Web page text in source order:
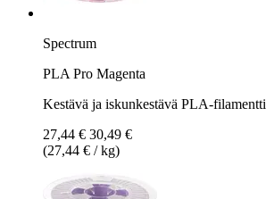
Spectrum
PLA Pro Magenta
Kestävä ja iskunkestävä PLA-filamentti
27,44 € 30,49 €
(27,44 € / kg)